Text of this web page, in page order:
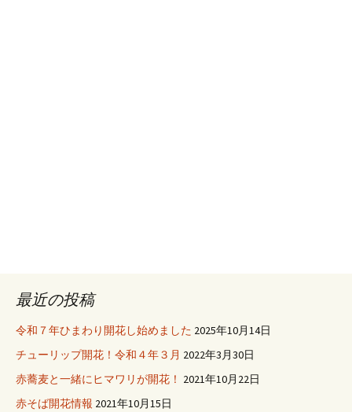
最近の投稿
令和７年ひまわり開花し始めました 2025年10月14日
チューリップ開花！令和４年３月 2022年3月30日
赤蕎麦と一緒にヒマワリが開花！ 2021年10月22日
赤そば開花情報 2021年10月15日